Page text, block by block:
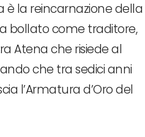
è la reincarnazione della
bollato come traditore,
Atena che risiede al
che tra sedici anni
l’Armatura d’Oro del